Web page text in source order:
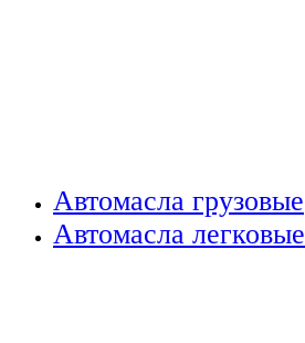
Автомасла грузовые
Автомасла легковые